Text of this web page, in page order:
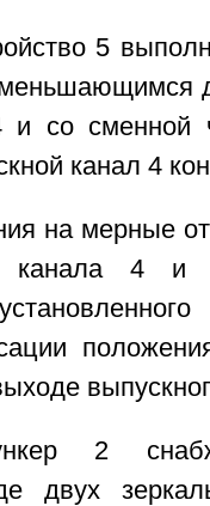
5
и со
канал 4
на мерные
канала 4
2
двух